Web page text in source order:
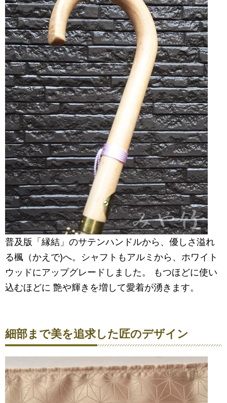
普及版「縁結」のサテンハンドルから、優しさ溢れ
る楓（かえで)へ。シャフトもアルミから、ホワイト
ウッドにアップグレードしました。 もつほどに使い
込むほどに 艶や輝きを増して愛着が湧きます。
細部まで美を追求した匠のデザイン